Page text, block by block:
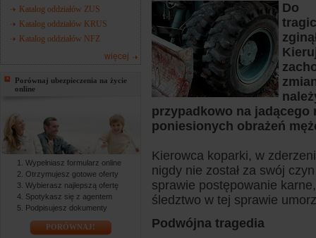
Katalog oddziałów ZUS
Katalog oddziałów KRUS
Katalog oddziałów NFZ
więcej
Porównaj ubezpieczenia na życie
online
Wypełniasz formularz online
Otrzymujesz gotowe oferty
Wybierasz najlepszą ofertę
Spotykasz się z agentem
Podpisujesz dokumenty
PORÓWNAJ!
Do
przypadkowo na jadącego
poniesionych obrażeń
Kierowca koparki, w
nigdy nie został za swój
sprawie postępowanie
śledztwo w tej sprawie
Podwójna tragedia